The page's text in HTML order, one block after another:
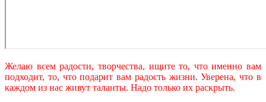
Желаю всем радости, творчества, ищите то, что именно вам
подходит, то, что подарит вам радость жизни. Уверена, что в
каждом из нас живут таланты. Надо только их раскрыть.